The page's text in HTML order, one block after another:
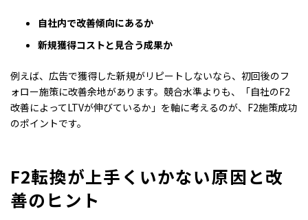
自社内で改善傾向にあるか
新規獲得コストと見合う成果か
例えば、広告で獲得した新規がリピートしないなら、初回後のフ
ォロー施策に改善余地があります。競合水準よりも、「自社のF2
改善によってLTVが伸びているか」を軸に考えるのが、F2施策成功
のポイントです。
F2転換が上手くいかない原因と改
善のヒント